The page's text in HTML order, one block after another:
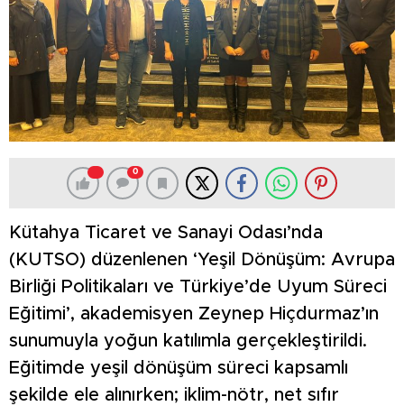
0
Kütahya Ticaret ve Sanayi Odası’nda
(KUTSO) düzenlenen ‘Yeşil Dönüşüm: Avrupa
Birliği Politikaları ve Türkiye’de Uyum Süreci
Eğitimi’, akademisyen Zeynep Hiçdurmaz’ın
sunumuyla yoğun katılımla gerçekleştirildi.
Eğitimde yeşil dönüşüm süreci kapsamlı
şekilde ele alınırken; iklim-nötr, net sıfır